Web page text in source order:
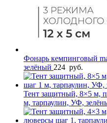
Фонарь кемпинговый
зелёный 224 руб.
Тент защитный, 8×5 м,
м, тарпаулин, УФ,